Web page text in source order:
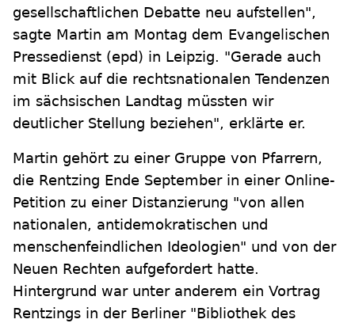
gesellschaftlichen Debatte neu aufstellen",
sagte Martin am Montag dem Evangelischen
Pressedienst (epd) in Leipzig. "Gerade auch
mit Blick auf die rechtsnationalen Tendenzen
im sächsischen Landtag müssten wir
deutlicher Stellung beziehen", erklärte er.
Martin gehört zu einer Gruppe von Pfarrern,
die Rentzing Ende September in einer Online-
Petition zu einer Distanzierung "von allen
nationalen, antidemokratischen und
menschenfeindlichen Ideologien" und von der
Neuen Rechten aufgefordert hatte.
Hintergrund war unter anderem ein Vortrag
Rentzings in der Berliner "Bibliothek des